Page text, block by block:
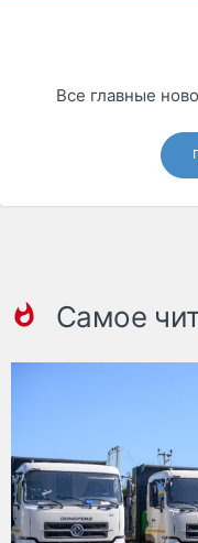
Все главные
Самое